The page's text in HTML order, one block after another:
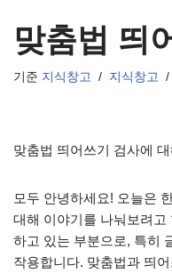
맞춤법 띄
기준 지식창고 지식창고
맞춤법 띄어쓰기 검사에
모두 안녕하세요! 오늘은
대해 이야기를 나눠보려고
하고 있는 부분으로, 특히
작용합니다. 맞춤법과 띄